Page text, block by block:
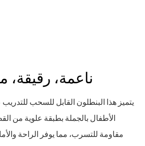
يتميز هذا البنطلون القابل للسحب
الأطفال بالجملة بطبقة علوية من
مقاومة للتسرب، مما يوفر الراحة